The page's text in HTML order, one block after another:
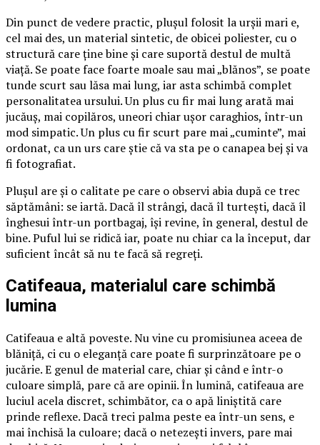
Din punct de vedere practic, plușul folosit la urșii mari e,
cel mai des, un material sintetic, de obicei poliester, cu o
structură care ține bine și care suportă destul de multă
viață. Se poate face foarte moale sau mai „blănos”, se poate
tunde scurt sau lăsa mai lung, iar asta schimbă complet
personalitatea ursului. Un plus cu fir mai lung arată mai
jucăuș, mai copilăros, uneori chiar ușor caraghios, într-un
mod simpatic. Un plus cu fir scurt pare mai „cuminte”, mai
ordonat, ca un urs care știe că va sta pe o canapea bej și va
fi fotografiat.
Plușul are și o calitate pe care o observi abia după ce trec
săptămâni: se iartă. Dacă îl strângi, dacă îl turtești, dacă îl
înghesui într-un portbagaj, își revine, în general, destul de
bine. Puful lui se ridică iar, poate nu chiar ca la început, dar
suficient încât să nu te facă să regreți.
Catifeaua, materialul care schimbă
lumina
Catifeaua e altă poveste. Nu vine cu promisiunea aceea de
blăniță, ci cu o eleganță care poate fi surprinzătoare pe o
jucărie. E genul de material care, chiar și când e într-o
culoare simplă, pare că are opinii. În lumină, catifeaua are
luciul acela discret, schimbător, ca o apă liniștită care
prinde reflexe. Dacă treci palma peste ea într-un sens, e
mai închisă la culoare; dacă o netezești invers, pare mai